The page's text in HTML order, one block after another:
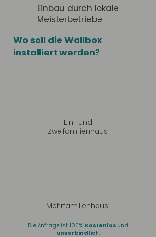
Einbau durch lokale
Meisterbetriebe
Wo soll die Wallbox
installiert werden?
Ein- und
Zweifamilienhaus
Mehrfamilienhaus
Die Anfrage ist 100% Kostenlos und
unverbindlich.